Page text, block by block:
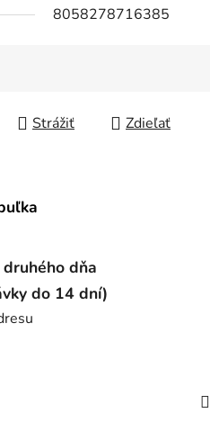
8058278716385
Strážiť Zdieľať
dňa
do 14 dní)